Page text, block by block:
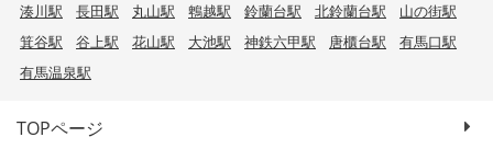
湊川駅 長田駅 丸山駅 鵯越駅 鈴蘭台駅 北鈴蘭台駅
山の街駅
箕谷駅
谷上駅 花山駅 大池駅 神鉄六甲駅 唐櫃台駅
有馬口駅
有馬温泉駅
TOPページ